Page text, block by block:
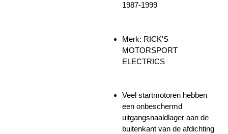
1987-1999
Merk: RICK'S
MOTORSPORT
ELECTRICS
Veel startmotoren hebben
een onbeschermd
uitgangsnaaldlager aan de
buitenkant van de afdichting